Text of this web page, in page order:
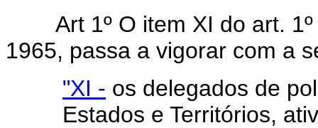
Art 1º O item XI do art.
1965, passa a vigorar com a
"XI - os delegados de
Estados e Territórios,